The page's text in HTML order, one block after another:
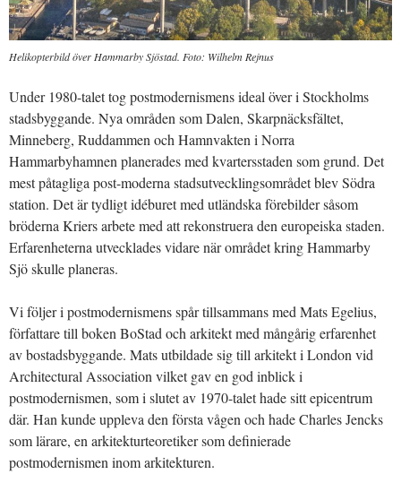
Helikopterbild över Hammarby Sjöstad. Foto: Wilhelm Rejnus
Under 1980-talet tog postmodernismens ideal över i Stockholms
stadsbyggande. Nya områden som Dalen, Skarpnäcksfältet,
Minneberg, Ruddammen och Hamnvakten i Norra
Hammarbyhamnen planerades med kvartersstaden som grund. Det
mest påtagliga post-moderna stadsutvecklingsområdet blev Södra
station. Det är tydligt idéburet med utländska förebilder såsom
bröderna Kriers arbete med att rekonstruera den europeiska staden.
Erfarenheterna utvecklades vidare när området kring Hammarby
Sjö skulle planeras.
Vi följer i postmodernismens spår tillsammans med Mats Egelius,
författare till boken BoStad och arkitekt med mångårig erfarenhet
av bostadsbyggande. Mats utbildade sig till arkitekt i London vid
Architectural Association vilket gav en god inblick i
postmodernismen, som i slutet av 1970-talet hade sitt epicentrum
där. Han kunde uppleva den första vågen och hade Charles Jencks
som lärare, en arkitekturteoretiker som definierade
postmodernismen inom arkitekturen.